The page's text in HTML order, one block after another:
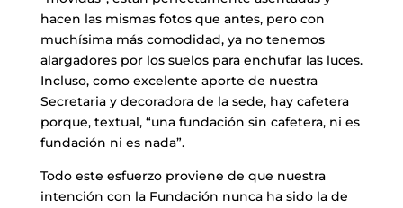
hacen las mismas fotos que antes, pero con
muchísima más comodidad, ya no tenemos
alargadores por los suelos para enchufar las luces.
Incluso, como excelente aporte de nuestra
Secretaria y decoradora de la sede, hay cafetera
porque, textual, “una fundación sin cafetera, ni es
fundación ni es nada”.
​Todo este esfuerzo proviene de que nuestra
intención con la Fundación nunca ha sido la de